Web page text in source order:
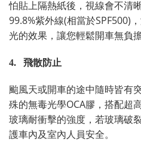
怕貼上隔熱紙後，視線會不清
99.8%紫外線(相當於SPF500)
光的效果，讓您輕鬆開車無負擔
4. 飛散防止
颱風天或開車的途中隨時皆有
殊的無毒光學OCA膠，搭配超
玻璃耐衝擊的強度，若玻璃破
護車內及室內人員安全。